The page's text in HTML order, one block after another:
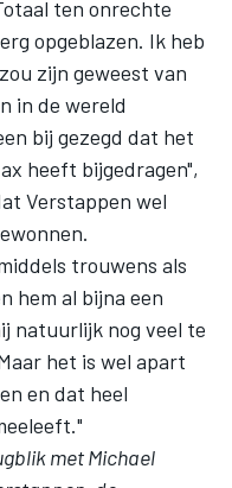
ten onrechte
opgeblazen. Ik heb
zijn geweest van
in de wereld
bij gezegd dat het
heeft bijgedragen",
Verstappen wel
trouwens als
hem al bijna een
natuurlijk nog veel te
het is wel apart
en dat heel
met Michael